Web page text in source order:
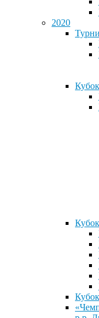
2020